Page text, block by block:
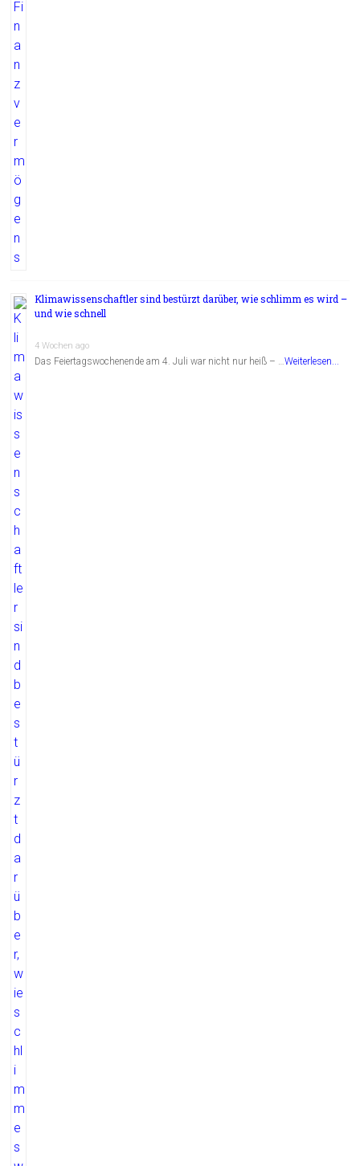
Klimawissenschaftler sind bestürzt darüber, wie schlimm es wird –
und wie schnell
4 Wochen ago
Das Feiertagswochenende am 4. Juli war nicht nur heiß – …Weiterlesen...